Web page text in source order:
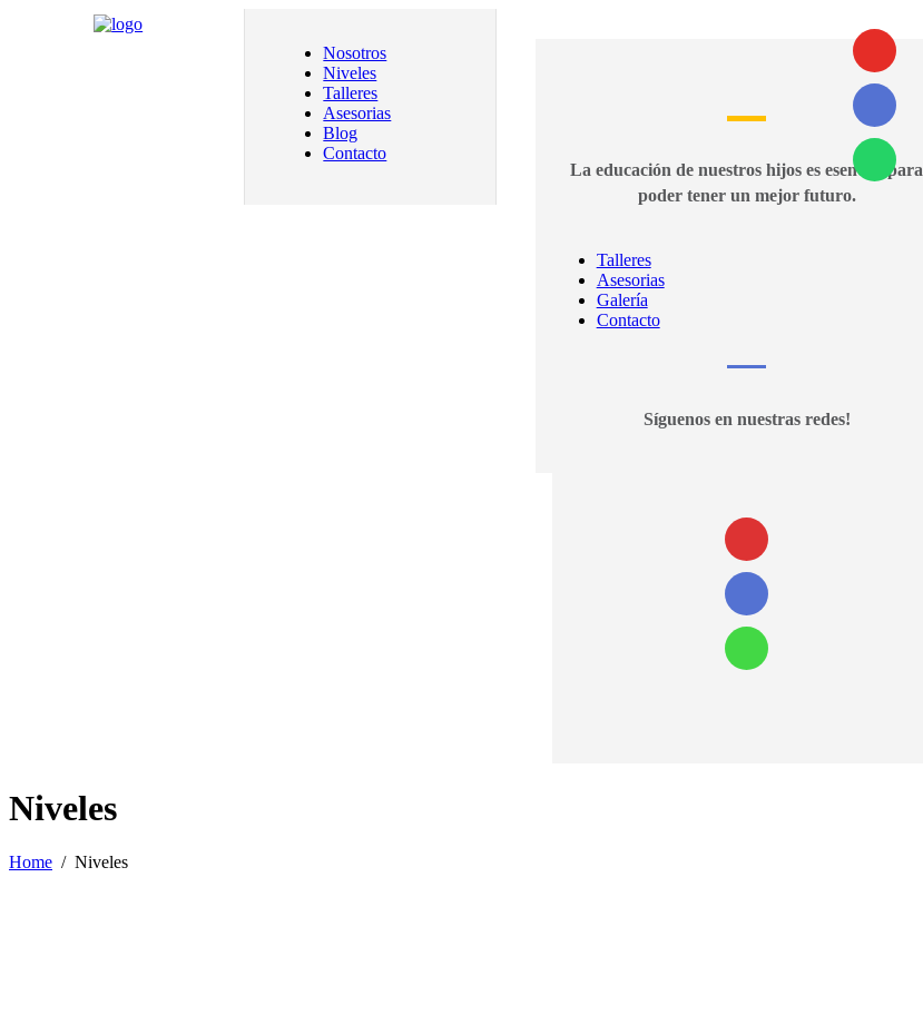
Nosotros
Niveles
Talleres
Asesorias
Blog
Contacto
La educación de nuestros hijos es esencial para
poder tener un mejor futuro.
Talleres
Asesorias
Galería
Contacto
Síguenos en nuestras redes!
Niveles
Home Niveles